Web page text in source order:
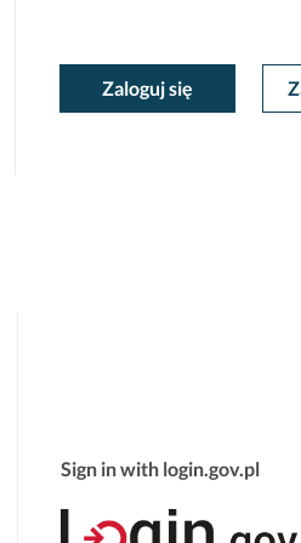
MojeZaloguj się
Sign in with login.gov.pl